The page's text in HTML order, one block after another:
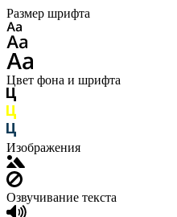
Размер шрифта
Цвет фона и шрифта
Изображения
Озвучивание текста